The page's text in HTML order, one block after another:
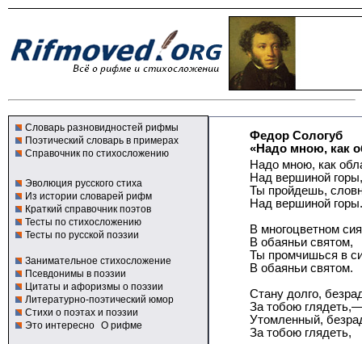
Словарь разновидностей рифмы
Поэтический словарь в примерах
Справочник по стихосложению
Эволюция русского стиха
Из истории словарей рифм
Краткий справочник поэтов
Тесты по стихосложению
Тесты по русской поэзии
Занимательное стихосложение
Псевдонимы в поэзии
Цитаты и афоризмы о поэзии
Литературно-поэтический юмор
Стихи о поэтах и поэзии
Это интересно О рифме
Федор Сологуб
«Надо мною, как
Надо мною, как
Над вершиной горы,
Ты пройдешь,
Над вершиной горы.
В многоцветном
В обаяньи святом,
Ты промчишься в
В обаяньи святом.
Стану долго,
За тобою
Утомленный,
За тобою глядеть,